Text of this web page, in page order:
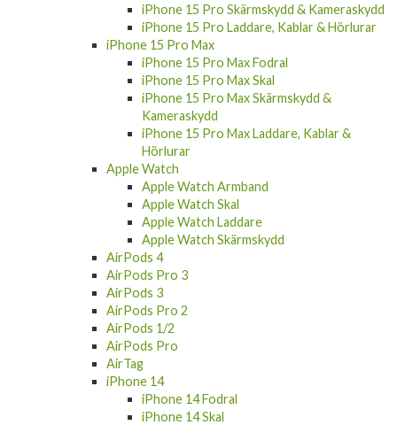
iPhone 15 Pro Skärmskydd & Kameraskydd
iPhone 15 Pro Laddare, Kablar & Hörlurar
iPhone 15 Pro Max
iPhone 15 Pro Max Fodral
iPhone 15 Pro Max Skal
iPhone 15 Pro Max Skärmskydd &
Kameraskydd
iPhone 15 Pro Max Laddare, Kablar &
Hörlurar
Apple Watch
Apple Watch Armband
Apple Watch Skal
Apple Watch Laddare
Apple Watch Skärmskydd
AirPods 4
AirPods Pro 3
AirPods 3
AirPods Pro 2
AirPods 1/2
AirPods Pro
AirTag
iPhone 14
iPhone 14 Fodral
iPhone 14 Skal